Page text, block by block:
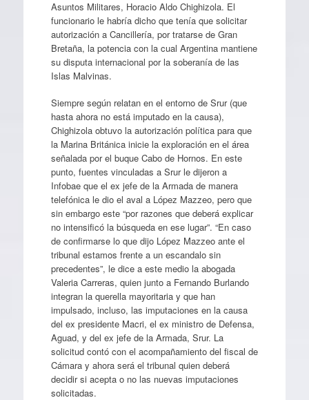
Asuntos Militares, Horacio Aldo Chighizola. El
funcionario le habría dicho que tenía que solicitar
autorización a Cancillería, por tratarse de Gran
Bretaña, la potencia con la cual Argentina mantiene
su disputa internacional por la soberanía de las
Islas Malvinas.
Siempre según relatan en el entorno de Srur (que
hasta ahora no está imputado en la causa),
Chighizola obtuvo la autorización política para que
la Marina Británica inicie la exploración en el área
señalada por el buque Cabo de Hornos. En este
punto, fuentes vinculadas a Srur le dijeron a
Infobae que el ex jefe de la Armada de manera
telefónica le dio el aval a López Mazzeo, pero que
sin embargo este “por razones que deberá explicar
no intensificó la búsqueda en ese lugar”. “En caso
de confirmarse lo que dijo López Mazzeo ante el
tribunal estamos frente a un escandalo sin
precedentes”, le dice a este medio la abogada
Valeria Carreras, quien junto a Fernando Burlando
integran la querella mayoritaria y que han
impulsado, incluso, las imputaciones en la causa
del ex presidente Macri, el ex ministro de Defensa,
Aguad, y del ex jefe de la Armada, Srur. La
solicitud contó con el acompañamiento del fiscal de
Cámara y ahora será el tribunal quien deberá
decidir si acepta o no las nuevas imputaciones
solicitadas.